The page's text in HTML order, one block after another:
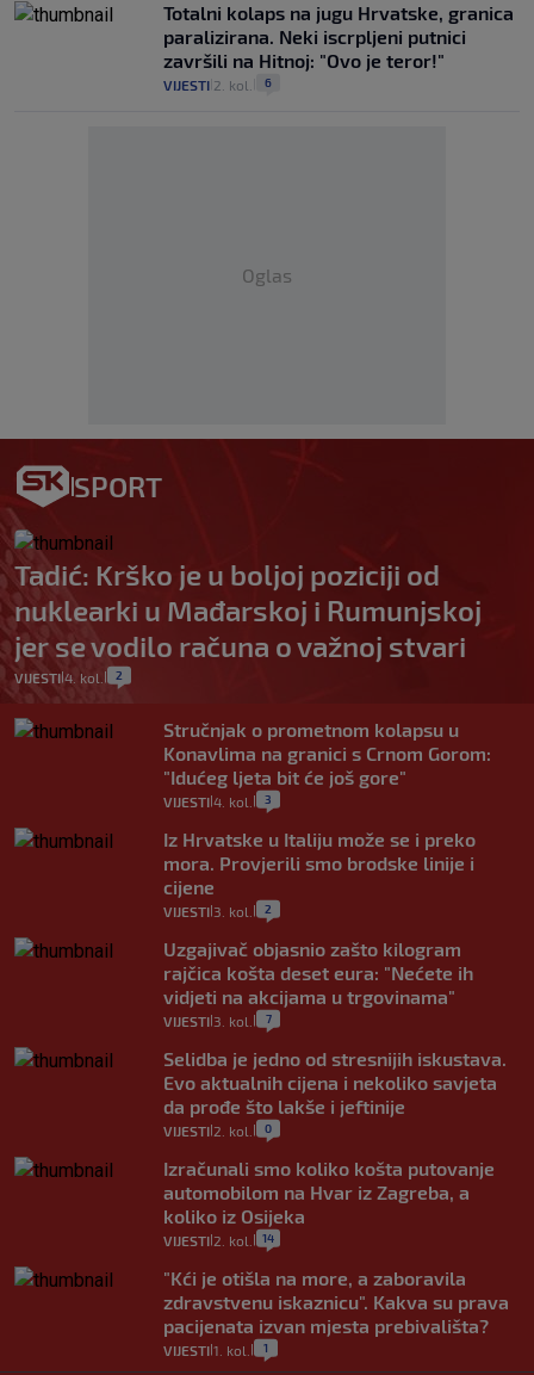
Totalni kolaps na jugu Hrvatske, granica
paralizirana. Neki iscrpljeni putnici
završili na Hitnoj: "Ovo je teror!"
VIJESTI 2. kol. 6
Oglas
SPORT
Tadić: Krško je u boljoj poziciji od
nuklearki u Mađarskoj i Rumunjskoj
jer se vodilo računa o važnoj stvari
VIJESTI 4. kol. 2
Stručnjak o prometnom kolapsu u
Konavlima na granici s Crnom Gorom:
"Idućeg ljeta bit će još gore"
VIJESTI 4. kol. 3
Iz Hrvatske u Italiju može se i preko
mora. Provjerili smo brodske linije i
cijene
VIJESTI 3. kol. 2
Uzgajivač objasnio zašto kilogram
rajčica košta deset eura: "Nećete ih
vidjeti na akcijama u trgovinama"
VIJESTI 3. kol. 7
Selidba je jedno od stresnijih iskustava.
Evo aktualnih cijena i nekoliko savjeta
da prođe što lakše i jeftinije
VIJESTI 2. kol. 0
Izračunali smo koliko košta putovanje
automobilom na Hvar iz Zagreba, a
koliko iz Osijeka
VIJESTI 2. kol. 14
"Kći je otišla na more, a zaboravila
zdravstvenu iskaznicu". Kakva su prava
pacijenata izvan mjesta prebivališta?
VIJESTI 1. kol. 1